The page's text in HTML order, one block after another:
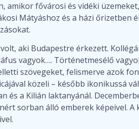
amikor fővárosi és vidéki
Mátyáshoz és a házi őrizetben
aki Budapestre érkezett.
vagyok…. Történetmesélő
szövegeket, felismerve azok
közeli – később ikonikussá
és a Kilián laktanyánál.
sorban álló emberek képeivel.